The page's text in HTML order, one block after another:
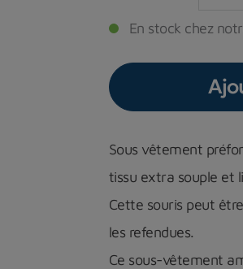
En stock chez
Sous vêtement
tissu extra souple et
Cette souris peut
les refendues.
Ce sous-vêtement